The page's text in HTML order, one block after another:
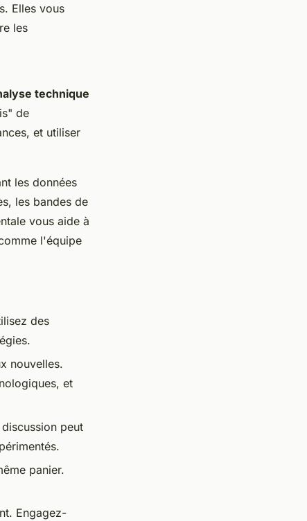
Elles vous
les
technique
de
et utiliser
les données
, les bandes de
vous aide à
l'équipe
des
nouvelles.
et
peut
panier.
Engagez-